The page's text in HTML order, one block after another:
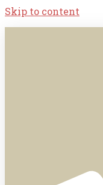
Skip to content